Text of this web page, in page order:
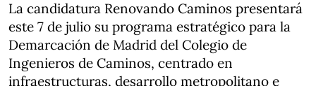
La candidatura Renovando Caminos presentará
este 7 de julio su programa estratégico para la
Demarcación de Madrid del Colegio de
Ingenieros de Caminos, centrado en
infraestructuras, desarrollo metropolitano e